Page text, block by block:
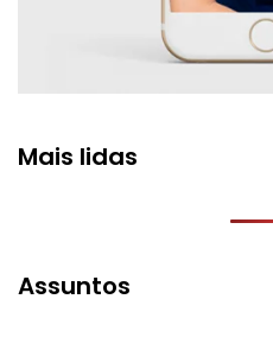
Mais lidas
Assuntos